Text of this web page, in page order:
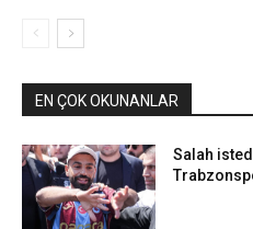
EN ÇOK OKUNANLAR
Salah